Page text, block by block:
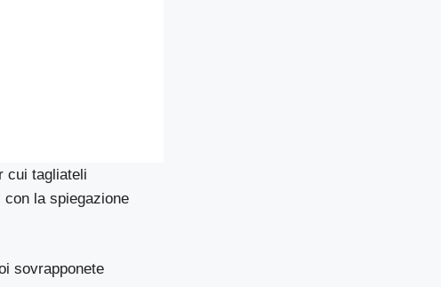
cui tagliateli
la spiegazione
sovrapponete